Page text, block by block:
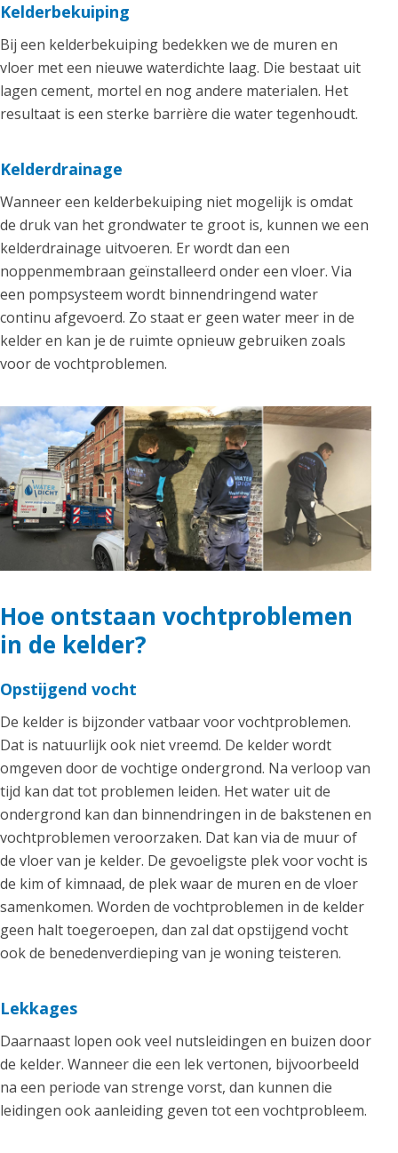
Kelderbekuiping
Bij een kelderbekuiping bedekken we de muren en
vloer met een nieuwe waterdichte laag. Die bestaat uit
lagen cement, mortel en nog andere materialen. Het
resultaat is een sterke barrière die water tegenhoudt.
Kelderdrainage
Wanneer een kelderbekuiping niet mogelijk is omdat
de druk van het grondwater te groot is, kunnen we een
kelderdrainage uitvoeren. Er wordt dan een
noppenmembraan geïnstalleerd onder een vloer. Via
een pompsysteem wordt binnendringend water
continu afgevoerd. Zo staat er geen water meer in de
kelder en kan je de ruimte opnieuw gebruiken zoals
voor de vochtproblemen.
Hoe ontstaan vochtproblemen
in de kelder?
Opstijgend vocht
De kelder is bijzonder vatbaar voor vochtproblemen.
Dat is natuurlijk ook niet vreemd. De kelder wordt
omgeven door de vochtige ondergrond. Na verloop van
tijd kan dat tot problemen leiden. Het water uit de
ondergrond kan dan binnendringen in de bakstenen en
vochtproblemen veroorzaken. Dat kan via de muur of
de vloer van je kelder. De gevoeligste plek voor vocht is
de kim of kimnaad, de plek waar de muren en de vloer
samenkomen. Worden de vochtproblemen in de kelder
geen halt toegeroepen, dan zal dat opstijgend vocht
ook de benedenverdieping van je woning teisteren.
Lekkages
Daarnaast lopen ook veel nutsleidingen en buizen door
de kelder. Wanneer die een lek vertonen, bijvoorbeeld
na een periode van strenge vorst, dan kunnen die
leidingen ook aanleiding geven tot een vochtprobleem.